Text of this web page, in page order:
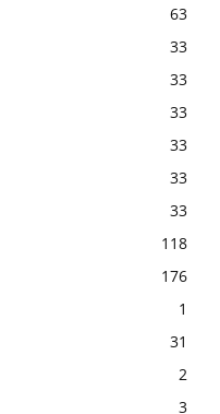
63
33
33
33
33
33
33
118
176
1
31
2
3